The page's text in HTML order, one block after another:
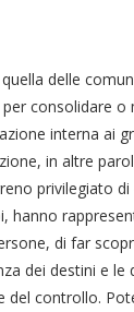
delle
consolidare o
interna ai
in altre
privilegiato
hanno
di far
dei destini e
del controllo.